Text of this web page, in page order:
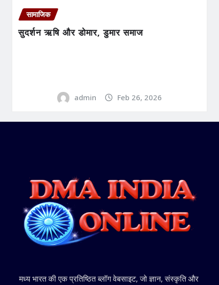
सामाजिक
सुदर्शन ऋषि और डोमार, डुमार समाज
admin Feb 26, 2026
मध्य भारत की एक प्रतिष्ठित ब्लॉग वेबसाइट, जो ज्ञान, संस्कृति और